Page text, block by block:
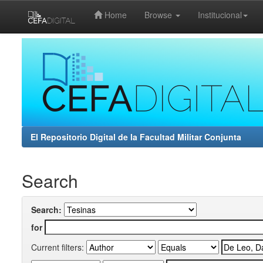
Home Browse Institucional
El Repositorio Digital de la Facultad Militar Conjunta
Search
Search:
for
Current filters: